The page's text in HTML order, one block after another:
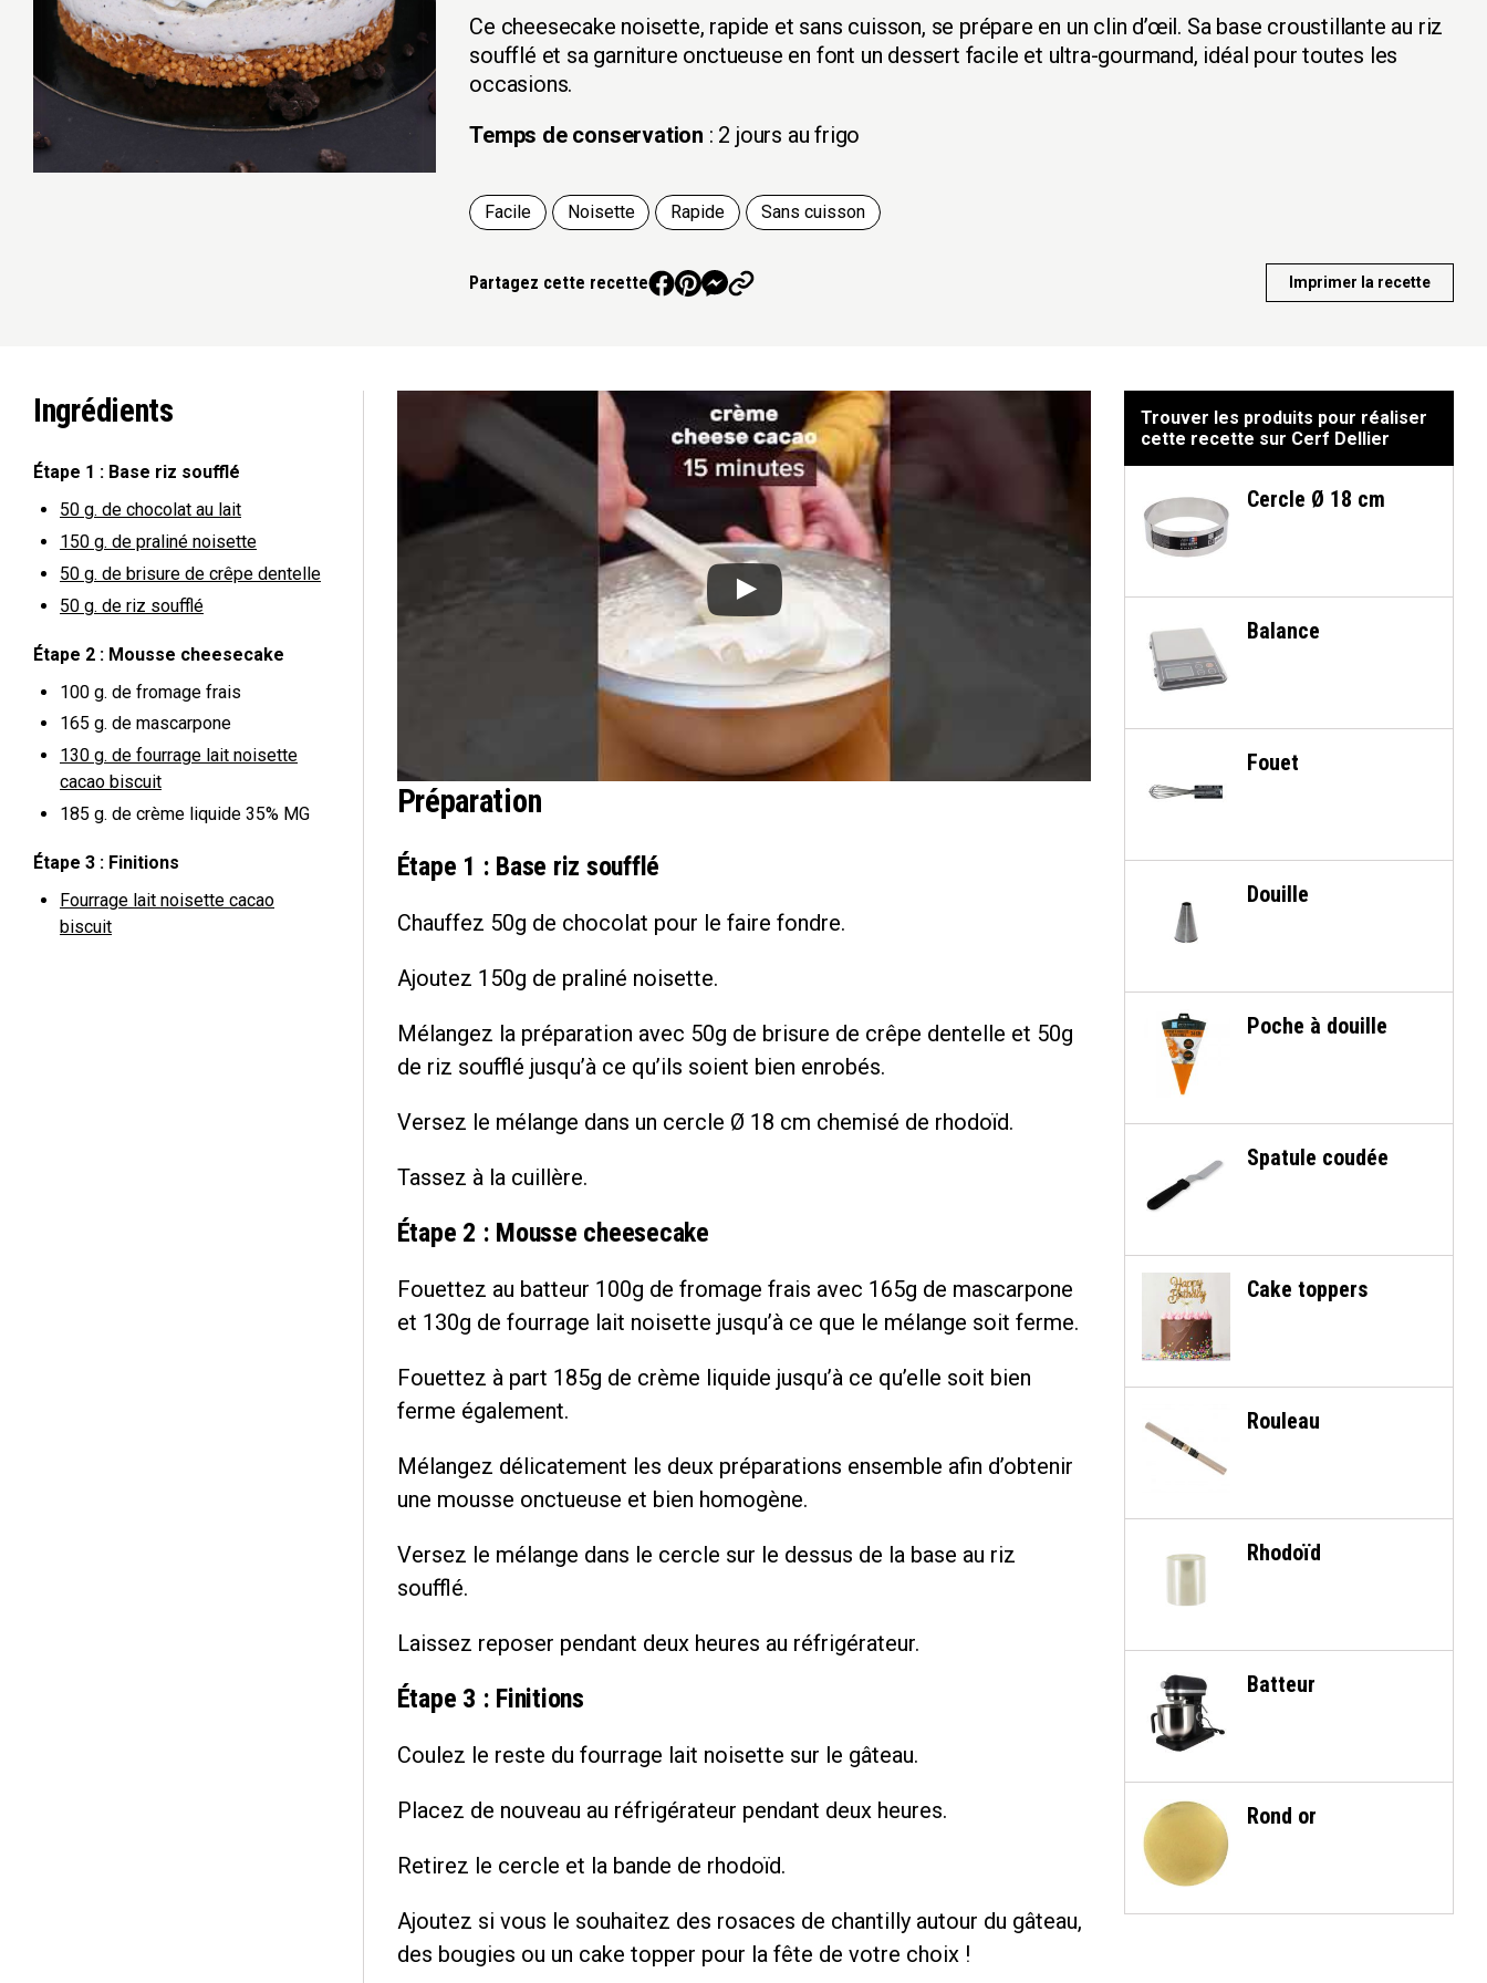
Ce cheesecake noisette, rapide et sans cuisson, se prépare en un clin d’œil. Sa base croustillante au riz
soufflé et sa garniture onctueuse en font un dessert facile et ultra-gourmand, idéal pour toutes les
occasions.
Temps de conservation : 2 jours au frigo
Facile Noisette Rapide Sans cuisson
Partagez cette recette Imprimer la recette
Ingrédients
Étape 1 : Base riz soufflé
50 g. de chocolat au lait
150 g. de praliné noisette
50 g. de brisure de crêpe dentelle
50 g. de riz soufflé
Étape 2 : Mousse cheesecake
100 g. de fromage frais
165 g. de mascarpone
130 g. de fourrage lait noisette
cacao biscuit
185 g. de crème liquide 35% MG
Étape 3 : Finitions
Fourrage lait noisette cacao
biscuit
Préparation
Étape 1 : Base riz soufflé
Chauffez 50g de chocolat pour le faire fondre.
Ajoutez 150g de praliné noisette.
Mélangez la préparation avec 50g de brisure de crêpe dentelle et 50g
de riz soufflé jusqu’à ce qu’ils soient bien enrobés.
Versez le mélange dans un cercle Ø 18 cm chemisé de rhodoïd.
Tassez à la cuillère.
Étape 2 : Mousse cheesecake
Fouettez au batteur 100g de fromage frais avec 165g de mascarpone
et 130g de fourrage lait noisette jusqu’à ce que le mélange soit ferme.
Fouettez à part 185g de crème liquide jusqu’à ce qu’elle soit bien
ferme également.
Mélangez délicatement les deux préparations ensemble afin d’obtenir
une mousse onctueuse et bien homogène.
Versez le mélange dans le cercle sur le dessus de la base au riz
soufflé.
Laissez reposer pendant deux heures au réfrigérateur.
Étape 3 : Finitions
Coulez le reste du fourrage lait noisette sur le gâteau.
Placez de nouveau au réfrigérateur pendant deux heures.
Retirez le cercle et la bande de rhodoïd.
Ajoutez si vous le souhaitez des rosaces de chantilly autour du gâteau,
des bougies ou un cake topper pour la fête de votre choix !
Trouver les produits pour réaliser
cette recette sur Cerf Dellier
Cercle Ø 18 cm
Balance
Fouet
Douille
Poche à douille
Spatule coudée
Cake toppers
Rouleau
Rhodoïd
Batteur
Rond or